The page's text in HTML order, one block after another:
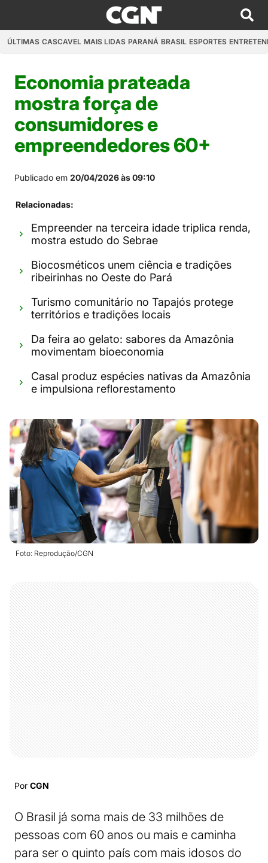
ÚLTIMAS CASCAVEL MAIS LIDAS PARANÁ BRASIL ESPORTES
Economia prateada
mostra força de
consumidores e
empreendedores 60+
Publicado em 20/04/2026 às 09:10
Relacionadas:
Empreender na terceira idade triplica renda,
mostra estudo do Sebrae
Biocosméticos unem ciência e tradições
ribeirinhas no Oeste do Pará
Turismo comunitário no Tapajós protege
territórios e tradições locais
Da feira ao gelato: sabores da Amazônia
movimentam bioeconomia
Casal produz espécies nativas da Amazônia
e impulsiona reflorestamento
Foto: Reprodução/CGN
Por CGN
O Brasil já soma mais de 33 milhões de
pessoas com 60 anos ou mais e caminha
para ser o quinto país com mais idosos do